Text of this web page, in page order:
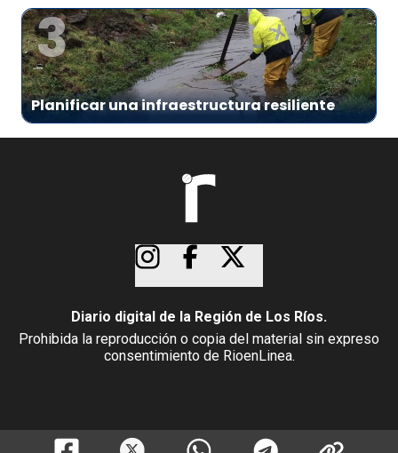
3
Planificar una infraestructura resiliente
Diario digital de la Región de Los Ríos.
Prohibida la reproducción o copia del material sin expreso
consentimiento de RioenLinea.